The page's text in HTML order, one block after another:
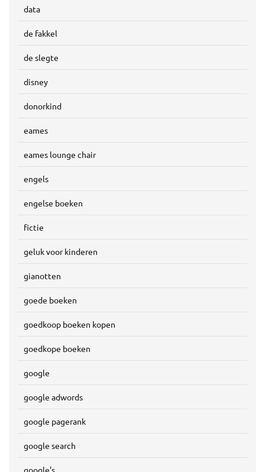
data
de fakkel
de slegte
disney
donorkind
eames
eames lounge chair
engels
engelse boeken
fictie
geluk voor kinderen
gianotten
goede boeken
goedkoop boeken kopen
goedkope boeken
google
google adwords
google pagerank
google search
google's